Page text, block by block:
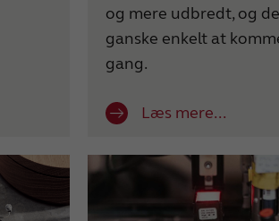
og mere udbredt, og
ganske enkelt at
gang.
Læs mere...